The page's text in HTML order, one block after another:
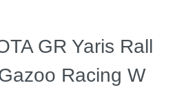
GR Yaris Rall
Racing W